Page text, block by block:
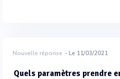
Nouvelle réponse - Le 11/03/2021
Quels paramètres prendre